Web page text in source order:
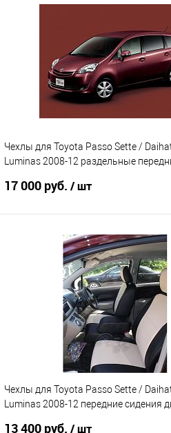
Чехлы для Toyota Passo Sette /
Luminas 2008-12 раздельные
17 000 руб. / шт
В корзину
Купить в 1 клик
В избранное
Под
Чехлы для Toyota Passo Sette /
Luminas 2008-12 передние сидения
13 400 руб. / шт